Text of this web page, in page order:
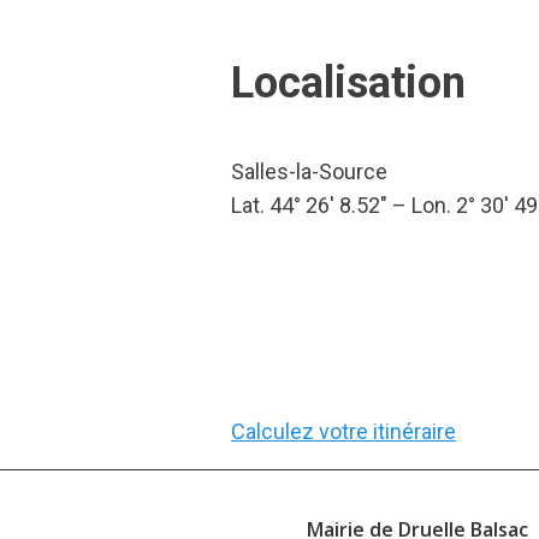
Localisation
Salles-la-Source
Lat. 44° 26′ 8.52″ – Lon. 2° 30′
Calculez votre itinéraire
Mairie de Druelle Balsac